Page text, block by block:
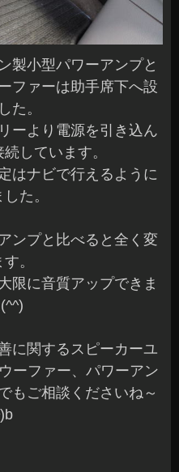
製小型パワーアンプと
ファーは助手席下へ設
た。
ーより電源を引き込ん
しています。
はナビで行えるように
た。
ンプと比べると全く変
。
限に音質アップできま
に関するスピーカーユ
ーファー、パワーアン
もご相談くださいね～